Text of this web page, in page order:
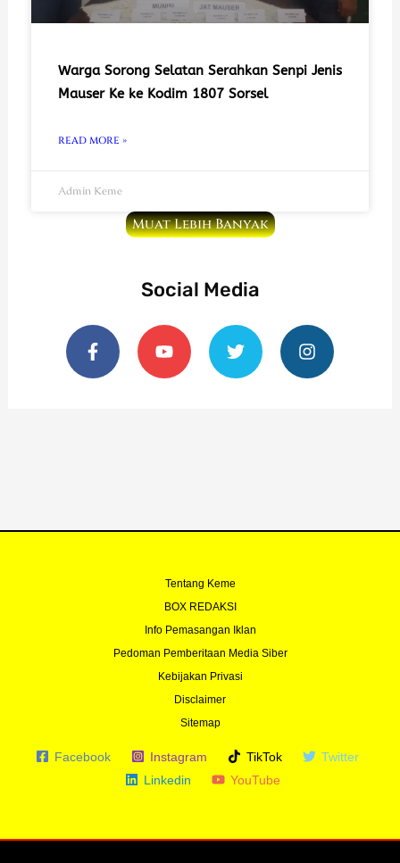
Warga Sorong Selatan Serahkan Senpi Jenis
Mauser Ke ke Kodim 1807 Sorsel
READ MORE »
Admin Keme
Muat Lebih Banyak
Social Media
F
a
c
e
Y
o
u
t
T
w
i
t
I
n
s
t
Tentang Keme
BOX REDAKSI
Info Pemasangan Iklan
Pedoman Pemberitaan Media Siber
Kebijakan Privasi
Disclaimer
Sitemap
Facebook Instagram TikTok
Twitter
Linkedin
YouTube